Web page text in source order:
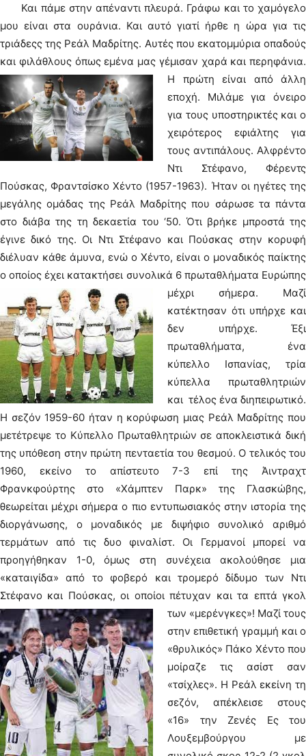
Και πάμε στην απέναντι πλευρά. Γράφω και το χαμόγελο
μου είναι στα ουράνια. Και αυτό γιατί ήρθε η ώρα για τις
τριάδεςς της Ρεάλ Μαδρίτης. Αυτές που εκατομμύρια οπαδούς
και φιλάθλους όπως εμένα μας γέμισαν χαρά και περηφάνια.
Η πρώτη είναι από άλλη
εποχή. Μιλάμε για όνειρο
για τους υποστηρικτές και ο
χειρότερος εφιάλτης για
τους αντιπάλους. Αλφρέντο
Ντι Στέφανο, Φέρεντς
Πούσκας, Φραντσίσκο Χέντο (1957-1963). Ήταν οι ηγέτες της
μεγάλης ομάδας της Ρεάλ Μαδρίτης που σάρωσε τα πάντα
στο διάβα της τη δεκαετία του ‘50. Ότι βρήκε μπροστά της
έγινε δικό της. Οι Ντι Στέφανο και Πούσκας στην κορυφή
διέλυαν κάθε άμυνα, ενώ ο Χέντο, είναι ο μοναδικός παίκτης
ο οποίος έχει κατακτήσει συνολικά 6 πρωταθλήματα Ευρώπης
μέχρι σήμερα. Μαζί
κατέκτησαν ότι υπήρχε και
δεν υπήρχε. Έξι
πρωταθλήματα, ένα
κύπελλο Ισπανίας, τρία
κύπελλα πρωταθλητριών
και τέλος ένα διηπειρωτικό.
Η σεζόν 1959-60 ήταν η κορύφωση μιας Ρεάλ Μαδρίτης που
μετέτρεψε το Κύπελλο Πρωταθλητριών σε αποκλειστικά δική
της υπόθεση στην πρώτη πενταετία του θεσμού. Ο τελικός του
1960, εκείνο το απίστευτο 7-3 επί της Άιντραχτ
Φρανκφούρτης στο «Χάμπτεν Παρκ» της Γλασκώβης,
θεωρείται μέχρι σήμερα ο πιο εντυπωσιακός στην ιστορία της
διοργάνωσης, ο μοναδικός με διψήφιο συνολικό αριθμό
τερμάτων από τις δυο φιναλίστ. Οι Γερμανοί μπορεί να
προηγήθηκαν 1-0, όμως στη συνέχεια ακολούθησε μια
«καταιγίδα» από το φοβερό και τρομερό δίδυμο των Ντι
Στέφανο και Πούσκας, οι οποίοι πέτυχαν και τα επτά γκολ
των «μερένγκες»! Μαζί τους
στην επιθετική γραμμή και ο
«θρυλικός» Πάκο Χέντο που
μοίραζε τις ασίστ σαν
«τσίχλες». Η Ρεάλ εκείνη τη
σεζόν, απέκλεισε στους
«16» την Ζενές Ες του
Λουξεμβούργου με